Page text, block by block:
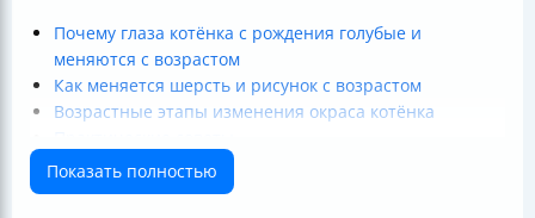
Почему глаза котёнка с рождения голубые и
меняются с возрастом
Как меняется шерсть и рисунок с возрастом
Возрастные этапы изменения окраса котёнка
Подытожим
Полезные ссылки
Показать полностью